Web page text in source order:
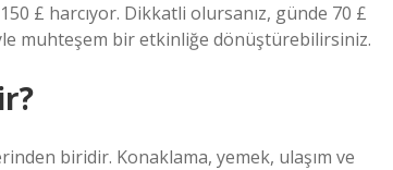
£ harcıyor. Dikkatli olursanız, günde 70 £
muhteşem bir etkinliğe dönüştürebilirsiniz.
biridir. Konaklama, yemek, ulaşım ve